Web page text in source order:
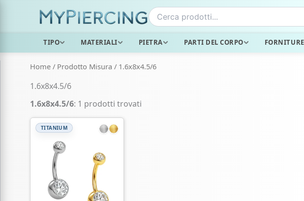
TIPO MATERIALI PIETRA PARTI DEL CORPO FORNITURE
Home / Prodotto Misura / 1.6x8x4.5/6
1.6x8x4.5/6
1.6x8x4.5/6: 1 prodotti trovati
TITANIUM